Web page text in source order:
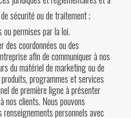
sécurité ou de traitement ;
permises par la loi.
des coordonnées ou des
afin de communiquer à nos
du matériel de marketing ou de
programmes et services
de première ligne à présenter
nos clients. Nous pouvons
personnels avec